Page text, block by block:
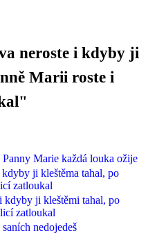
neroste i kdyby ji
Marii roste i
Marie každá louka ožije
ji kleštěma tahal, po
zatloukal
kdyby ji kleštěmi tahal, po
zatloukal
nedojedeš